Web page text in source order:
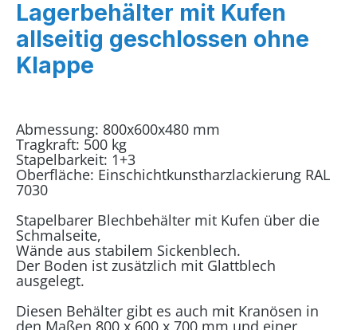
Lagerbehälter mit Kufen
allseitig geschlossen ohne
Klappe
Abmessung: 800x600x480 mm
Tragkraft: 500 kg
Stapelbarkeit: 1+3
Oberfläche: Einschichtkunstharzlackierung RAL
7030
Stapelbarer Blechbehälter mit Kufen über die
Schmalseite,
Wände aus stabilem Sickenblech.
Der Boden ist zusätzlich mit Glattblech
ausgelegt.
Diesen Behälter gibt es auch mit Kranösen in
den Maßen 800 x 600 x 700 mm und einer